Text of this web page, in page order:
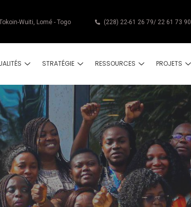
Wuiti, Lomé - Togo (228) 22-61 26 79/ 22 61 73 90
STRATÉGIE RESSOURCES PROJETS